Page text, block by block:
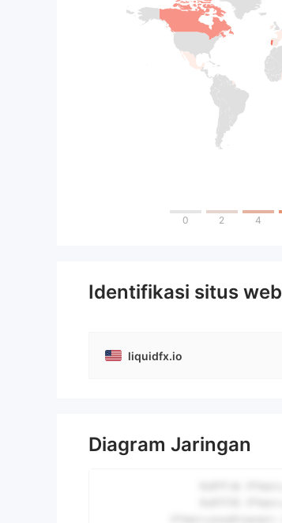
0 2 4
Identifikasi situs web
liquidfx.io
Diagram Jaringan